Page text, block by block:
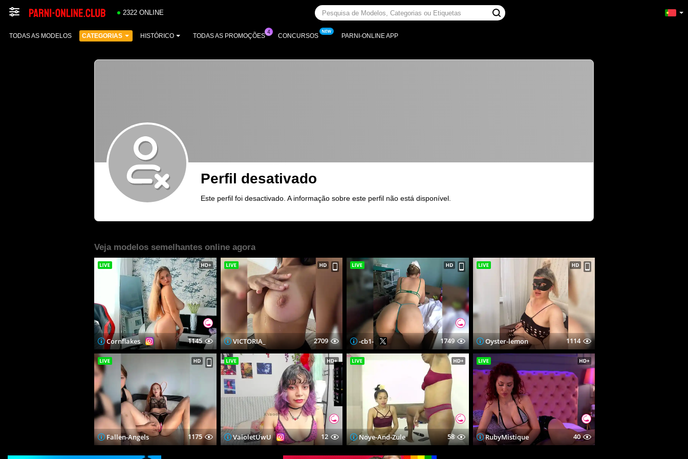
2322 ONLINE
TODAS AS MODELOS CATEGORIAS HISTÓRICO TODAS AS PROMOÇÕES CONCURSOS PARNI-ONLINE APP
Perfil desativado
Este perfil foi desactivado. A informação sobre este perfil não está disponível.
Veja modelos semelhantes online agora
Cornflakes 1145 VICTORIA_ 2709 -cb1- 1749 Oyster-lemon 1114
Fallen-Angels 1175 VaioletUwU 12 Noye-And-Zule 58 RubyMistique 40